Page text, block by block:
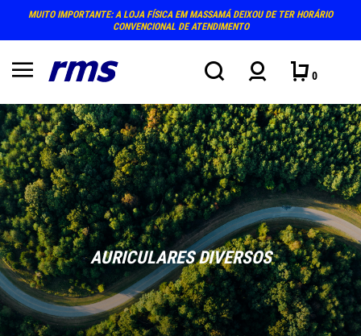
MUITO IMPORTANTE: A LOJA FÍSICA EM MASSAMÁ DEIXOU DE TER HORÁRIO
CONVENCIONAL DE ATENDIMENTO
0
AURICULARES DIVERSOS